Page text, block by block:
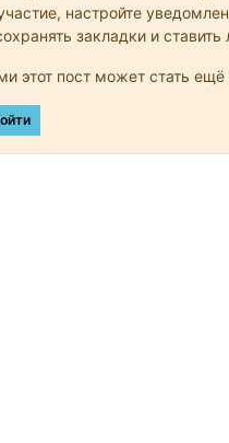
настройте
закладки и
этот пост может стать ещё